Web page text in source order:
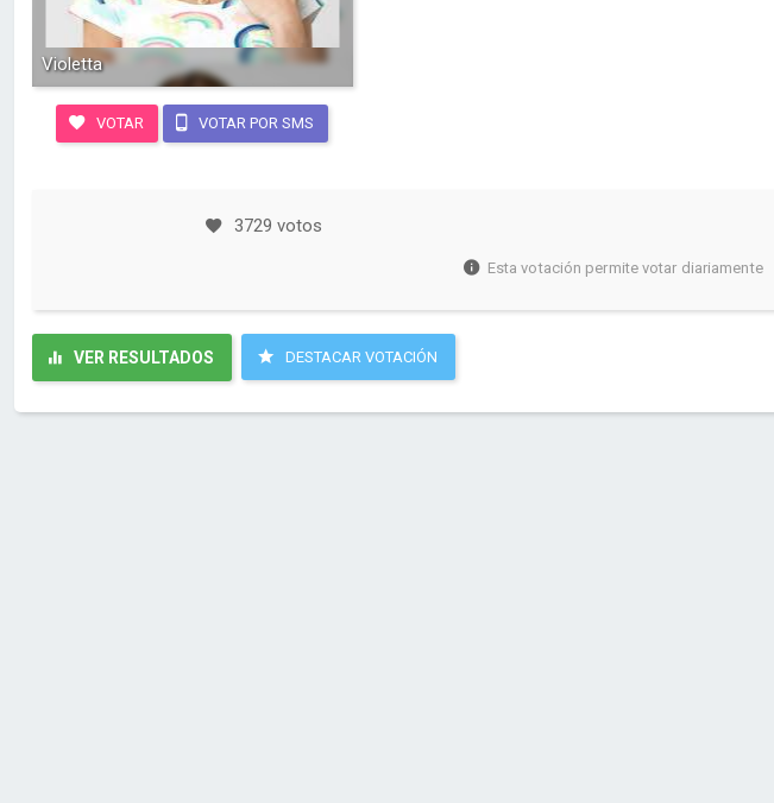
Violetta
VOTAR VOTAR POR SMS
3729 votos
Esta votación permite votar
VER RESULTADOS DESTACAR VOTACIÓN